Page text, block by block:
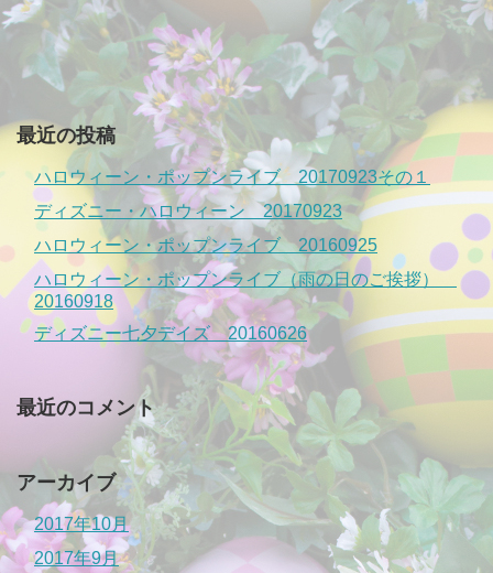
最近の投稿
ハロウィーン・ポップンライブ 20170923その１
ディズニー・ハロウィーン 20170923
ハロウィーン・ポップンライブ 20160925
ハロウィーン・ポップンライブ（雨の日のご挨拶）
20160918
ディズニー七夕デイズ 20160626
最近のコメント
アーカイブ
2017年10月
2017年9月